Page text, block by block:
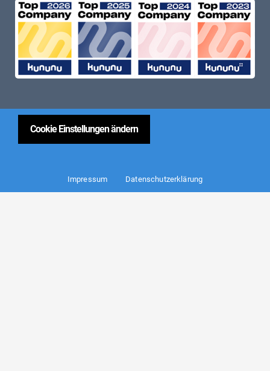
Cookie Einstellungen ändern
Impressum Datenschutzerklärung